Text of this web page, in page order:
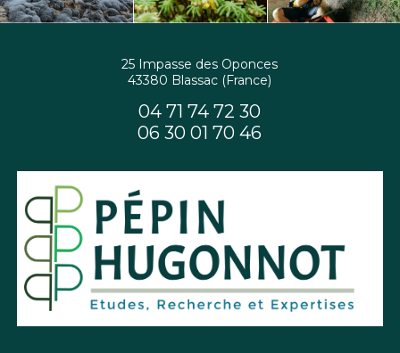
25 Impasse des Oponces
43380 Blassac (France)
04 71 74 72 30
06 30 01 70 46